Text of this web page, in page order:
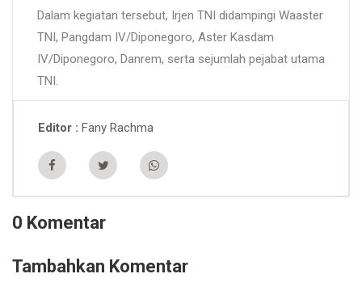
Dalam kegiatan tersebut, Irjen TNI didampingi Waaster
TNI, Pangdam IV/Diponegoro, Aster Kasdam
IV/Diponegoro, Danrem, serta sejumlah pejabat utama
TNI.
Editor Fany Rachma
0 Komentar
Tambahkan Komentar